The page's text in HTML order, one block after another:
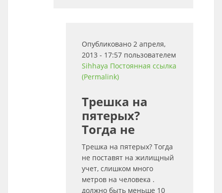
Опубликовано 2 апреля,
2013 - 17:57 пользователем
Sihhaya Постоянная ссылка
(Permalink)
Трешка на
пятерых?
Тогда не
Трешка на пятерых? Тогда
не поставят на жилищный
учет, слишком много
метров на человека .
должно быть меньше 10